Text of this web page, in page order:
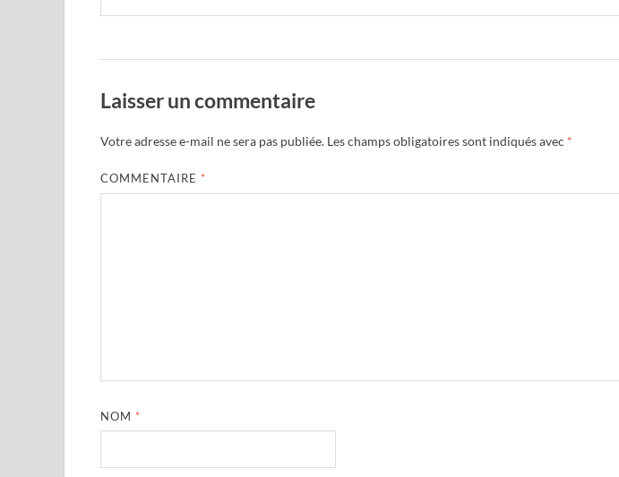
Laisser un commentaire
Votre adresse e-mail ne sera pas publiée. Les champs obligatoires sont indiqués avec *
COMMENTAIRE *
NOM *